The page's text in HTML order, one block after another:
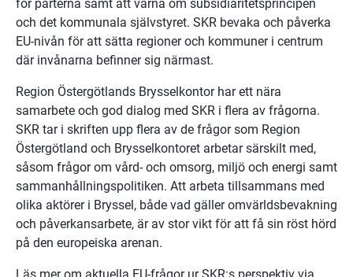
för parterna samt att värna om subsidiaritetsprincipen
och det kommunala självstyret. SKR bevaka och påverka
EU-nivån för att sätta regioner och kommuner i centrum
där invånarna befinner sig närmast.
Region Östergötlands Brysselkontor har ett nära
samarbete och god dialog med SKR i flera av frågorna.
SKR tar i skriften upp flera av de frågor som Region
Östergötland och Brysselkontoret arbetar särskilt med,
såsom frågor om vård- och omsorg, miljö och energi samt
sammanhållningspolitiken. Att arbeta tillsammans med
olika aktörer i Bryssel, både vad gäller omvärldsbevakning
och påverkansarbete, är av stor vikt för att få sin röst hörd
på den europeiska arenan.